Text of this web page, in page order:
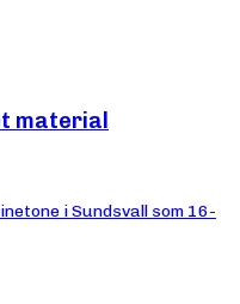
material
i Sundsvall som 16-